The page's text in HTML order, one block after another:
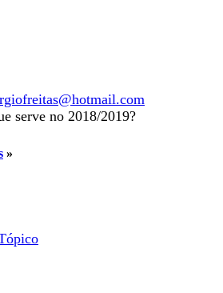
serve no 2018/2019?
»